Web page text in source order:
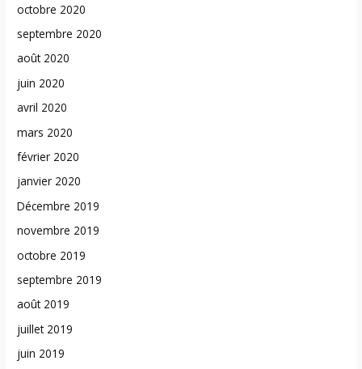
octobre 2020
septembre 2020
août 2020
juin 2020
avril 2020
mars 2020
février 2020
janvier 2020
Décembre 2019
novembre 2019
octobre 2019
septembre 2019
août 2019
juillet 2019
juin 2019